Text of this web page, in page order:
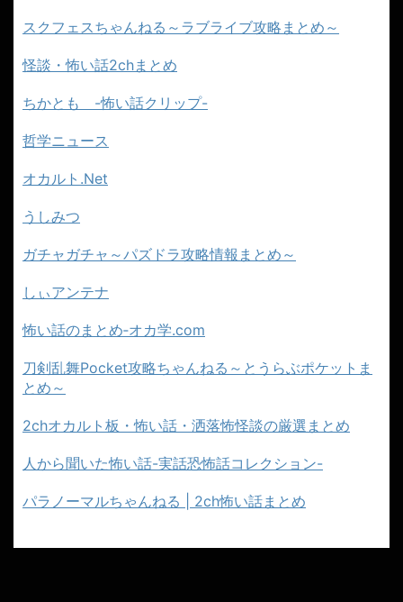
スクフェスちゃんねる～ラブライブ攻略まとめ～
怪談・怖い話2chまとめ
ちかとも -怖い話クリップ-
哲学ニュース
オカルト.Net
うしみつ
ガチャガチャ～パズドラ攻略情報まとめ～
しぃアンテナ
怖い話のまとめ‐オカ学.com
刀剣乱舞Pocket攻略ちゃんねる～とうらぶポケットま
とめ～
2chオカルト板・怖い話・洒落怖怪談の厳選まとめ
人から聞いた怖い話-実話恐怖話コレクション-
パラノーマルちゃんねる | 2ch怖い話まとめ